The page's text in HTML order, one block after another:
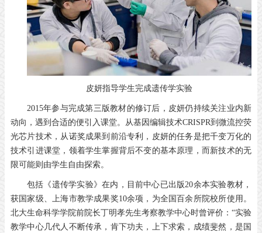
皮妍指导学生完成遗传学实验
2015年参与完成第三版教材的修订后，皮妍仍持续关注业内新
动向，遇到合适的便引入课堂。从基因编辑技术CRISPR到微流控荧
光芯片技术，从诺奖成果到前沿专利，皮妍的任务是把千变万化的
技术引进课堂，领着学生掌握背后不变的基本原理，而新技术的无
限可能则由学生自由探索。
包括《遗传学实验》在内，目前中心已出版20余本实验教材，
获国家级、上海市教学成果奖10余项，为全国百余所院校所使用。
北大生命科学学院前院长丁明孝先生考察教学中心时曾评价：“实验
教学中心几代人不断传承，肯下功夫，上下求索，成绩斐然，是国